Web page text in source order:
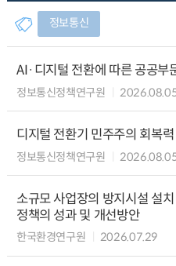
정보통신
AI·디지털 전환에 따른 공공부
정보통신정책연구원
디지털 전환기 민주주의 회복
정보통신정책연구원
소규모 사업장의 방지시설 설
정책의 성과 및 개선방안
한국환경연구원 2026.07.29